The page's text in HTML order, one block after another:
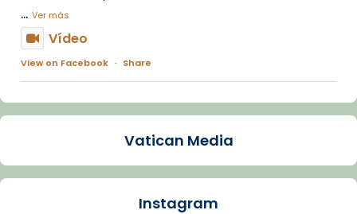
... Ver más
Vídeo
View on Facebook · Share
Arquebisbat de Barcelona
La Carmina va patir depressió. Fa gairebé
dos mesos, a l'Estadi Lluís Companys, la
Vatican Media
Instagram